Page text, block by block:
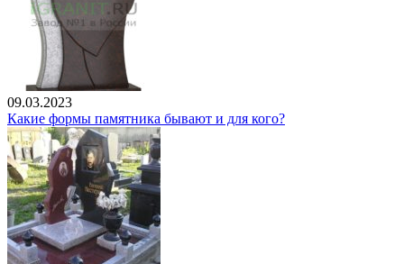
09.03.2023
Какие формы памятника бывают и для кого?